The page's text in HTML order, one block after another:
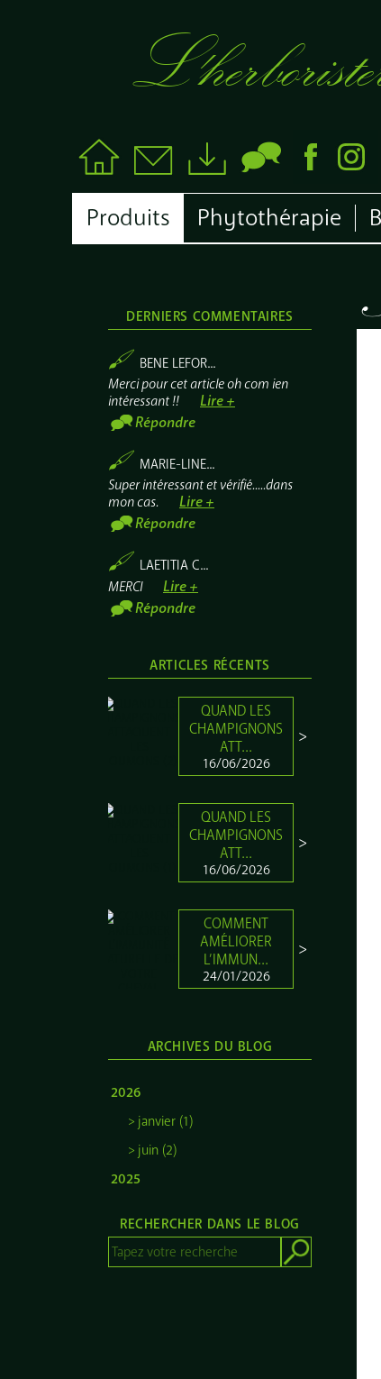
Produits Phytothérapie
ARTICLES RÉCENTS
QUAND LES
CHAMPIGNONS
ATT...
16/06/2026
QUAND LES
CHAMPIGNONS
ATT...
16/06/2026
COMMENT
AMÉLIORER
L’IMMUN...
24/01/2026
DERNIERS COMMENTAIRES
BENE LEFOR...
Merci pour cet article oh com ien
intéressant !!
Lire +
Répondre
MARIE-LINE...
Super intéressant et vérifié.....dans
mon cas.
Lire +
Répondre
LAETITIA C...
MERCI
Lire +
Répondre
RECHERCHER DANS LE BLOG
ARCHIVES DU BLOG
2026
janvier (1)
juin (2)
2025